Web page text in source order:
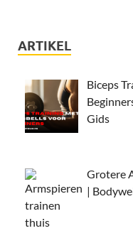
ARTIKEL
Biceps
Gids
Grotere
|